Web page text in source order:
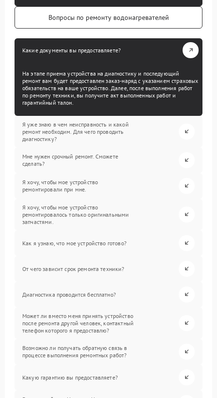
Вопросы по ремонту водонагревателей
Какие документы вы предоставляете?
На этапе приема устройства на диагностику и последующий
ремонт вам будет предоставлен заказ-наряд с указанием страховых
обязательств на ваше устройство. Далее, после выполнения работ
по ремонту техники, вы получите акт выполненных работ и
гарантийный талон.
Я уже знаю в чем неисправность и какой
ремонт необходим. Для чего проводить
диагностику?
Мне нужен срочный ремонт. Сможете
сделать?
Я хочу, чтобы мое устройство
ремонтировали при мне.
Я хочу, чтобы мое устройство
ремонтировалось только оригинальными
запчастями.
Как я узнаю, что мое устройство готово?
От чего зависит срок ремонта техники?
Диагностика проводится бесплатно?
Может ли вместо меня принять устройство
после ремонта другой человек, контактный
телефон которого я предоставлю?
Возможно ли получать обратную связь в
процессе выполнения ремонтных работ?
Какую гарантию вы предоставляете?